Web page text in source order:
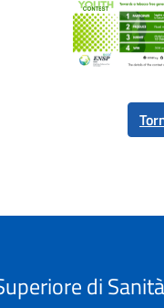
di Sanità